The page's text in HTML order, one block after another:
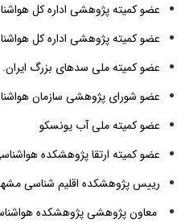
پژوهشی اداره کل هواشناسی
پژوهشی اداره کل هواشناسی
ملی سدهای بزرگ ایران.
پژوهشی سازمان هواشناسی
ملی آب یونسکو
ارتقا پژوهشکده هواشناسی
اقلیم شناسی مشهد، از
پژوهشی پژوهشکده هواشناسی از